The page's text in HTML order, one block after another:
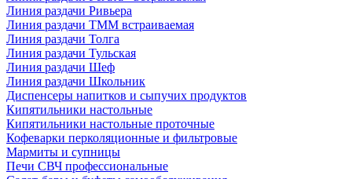
Линия раздачи Ривьера
Линия раздачи ТММ встраиваемая
Линия раздачи Толга
Линия раздачи Тульская
Линия раздачи Шеф
Линия раздачи Школьник
Диспенсеры напитков и сыпучих продуктов
Кипятильники настольные
Кипятильники настольные проточные
Кофеварки перколяционные и фильтровые
Мармиты и супницы
Печи СВЧ профессиональные